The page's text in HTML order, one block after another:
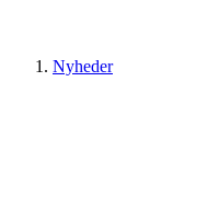
Nyheder